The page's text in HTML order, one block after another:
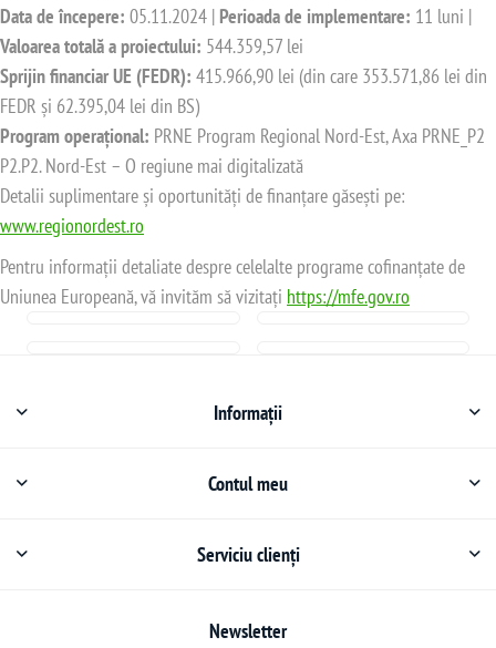
Data de începere: 05.11.2024 | Perioada de implementare: 11 luni |
Valoarea totală a proiectului: 544.359,57 lei
Sprijin financiar UE (FEDR): 415.966,90 lei (din care 353.571,86 lei din
FEDR și 62.395,04 lei din BS)
Program operațional: PRNE Program Regional Nord-Est, Axa PRNE_P2
P2.P2. Nord-Est – O regiune mai digitalizată
Detalii suplimentare și oportunități de finanțare găsești pe:
www.regionordest.ro
Pentru informații detaliate despre celelalte programe cofinanțate de
Uniunea Europeană, vă invităm să vizitați https://mfe.gov.ro
Informații
Contul meu
Serviciu clienți
Newsletter